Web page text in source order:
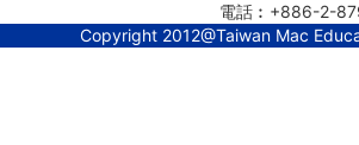
電話︰+886-2-
Copyright 2012@Taiwan Mac